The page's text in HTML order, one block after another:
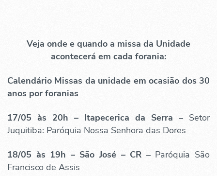
Veja onde e quando a missa da Unidade
acontecerá em cada forania:
Calendário Missas da unidade em ocasião dos 30
anos por foranias
17/05 às 20h – Itapecerica da Serra – Setor
Juquitiba: Paróquia Nossa Senhora das Dores
18/05 às 19h – São José – CR – Paróquia São
Francisco de Assis